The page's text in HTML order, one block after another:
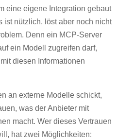
eine eigene Integration gebaut
ist nützlich, löst aber noch nicht
Denn ein MCP-Server
ein Modell zugreifen darf,
diesen Informationen
an externe Modelle schickt,
was der Anbieter mit
macht. Wer dieses Vertrauen
hat zwei Möglichkeiten: